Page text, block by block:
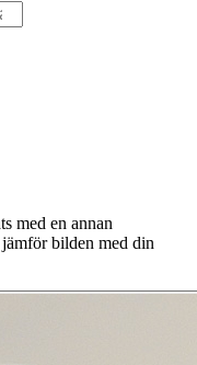
med en annan
bilden med din